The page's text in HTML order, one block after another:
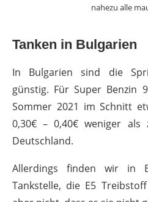
nahezu alle
Tanken in Bulgarien
In Bulgarien sind die
günstig. Für Super Benzin
Sommer 2021 im Schnitt
0,30€ – 0,40€ weniger
Deutschland.
Allerdings finden wir in
Tankstelle, die E5